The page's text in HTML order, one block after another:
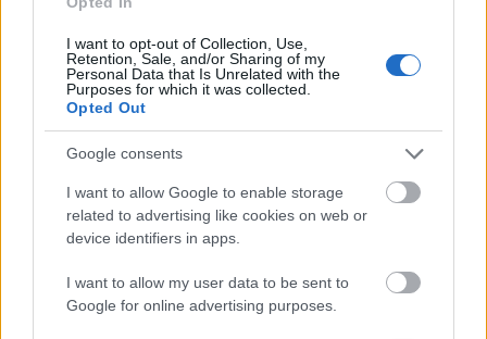
I want to opt-out of Collection, Use,
Retention, Sale, and/or Sharing of my
Personal Data that Is Unrelated with the
Purposes for which it was collected.
Opted Out
Google consents
I want to allow Google to enable storage
related to advertising like cookies on web or
device identifiers in apps.
I want to allow my user data to be sent to
Google for online advertising purposes.
asequible. ¡A por ellos!
Santi Mina (Celta, 2.420.000)
La llegada de Coudet puede ser un punto de inflexión en la
importancia del delantero en el once celeste. Hasta ahora
ha participado en ocho partidos, siendo titular en tres de
El nuevo técnico suele jugar con dos delanteros y el Celta